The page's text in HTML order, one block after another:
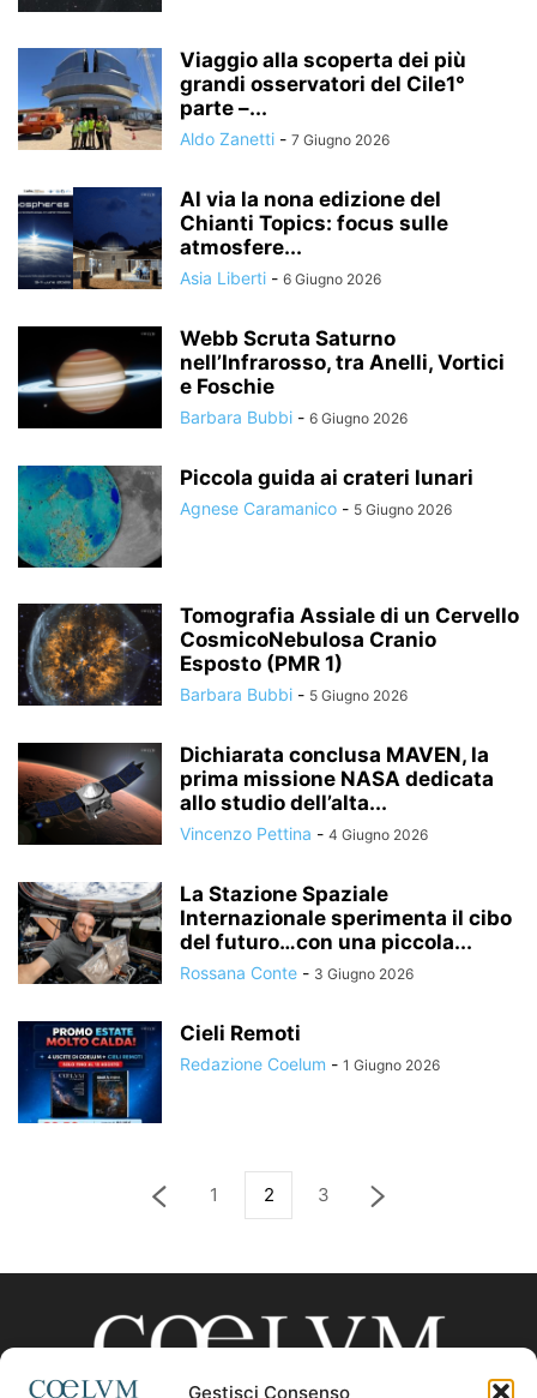
Gestisci Consenso
Viaggio alla scoperta dei più
grandi osservatori del Cile1°
parte –...
Aldo Zanetti - 7 Giugno 2026
Al via la nona edizione del
Chianti Topics: focus sulle
atmosfere...
Asia Liberti - 6 Giugno 2026
Webb Scruta Saturno
nell’Infrarosso, tra Anelli, Vortici
e Foschie
Barbara Bubbi - 6 Giugno 2026
Piccola guida ai crateri lunari
Agnese Caramanico - 5 Giugno 2026
Tomografia Assiale di un Cervello
CosmicoNebulosa Cranio
Esposto (PMR 1)
Barbara Bubbi - 5 Giugno 2026
Dichiarata conclusa MAVEN, la
prima missione NASA dedicata
allo studio dell’alta...
Vincenzo Pettina - 4 Giugno 2026
La Stazione Spaziale
Internazionale sperimenta il cibo
del futuro…con una piccola...
Rossana Conte - 3 Giugno 2026
Cieli Remoti
Redazione Coelum - 1 Giugno 2026
1 2 3